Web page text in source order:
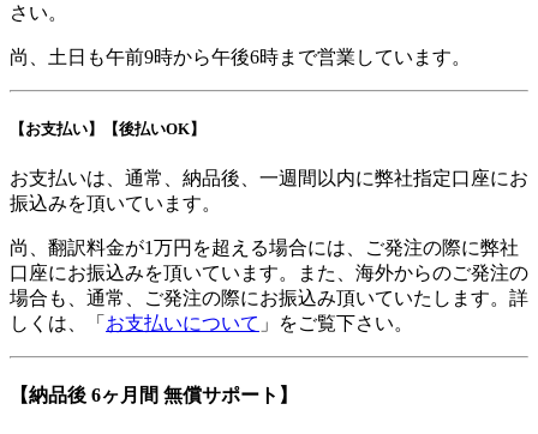
さい。
尚、土日も午前9時から午後6時まで営業しています。
【お支払い】【後払いOK】
お支払いは、通常、納品後、一週間以内に弊社指定口座にお
振込みを頂いています。
尚、翻訳料金が1万円を超える場合には、ご発注の際に弊社
口座にお振込みを頂いています。また、海外からのご発注の
場合も、通常、ご発注の際にお振込み頂いていたします。詳
しくは、「 お支払いについて 」をご覧下さい。
【納品後 6ヶ月間 無償サポート】